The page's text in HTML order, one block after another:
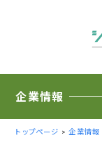
企業情報
トップページ >企業情報